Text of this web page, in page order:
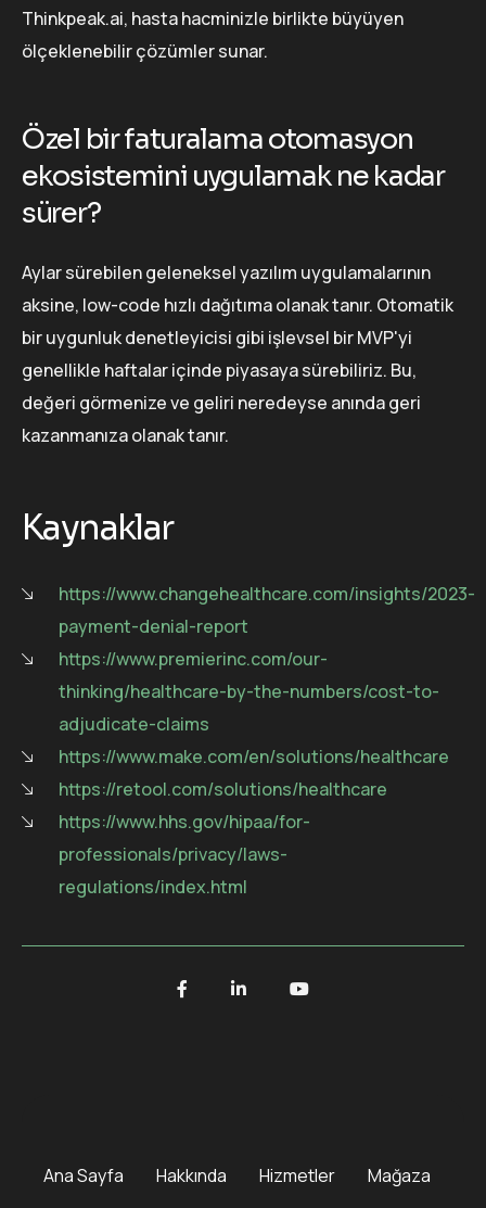
Thinkpeak.ai, hasta hacminizle birlikte büyüyen
ölçeklenebilir çözümler sunar.
Özel bir faturalama otomasyon
ekosistemini uygulamak ne kadar
sürer?
Aylar sürebilen geleneksel yazılım uygulamalarının
aksine, low-code hızlı dağıtıma olanak tanır. Otomatik
bir uygunluk denetleyicisi gibi işlevsel bir MVP'yi
genellikle haftalar içinde piyasaya sürebiliriz. Bu,
değeri görmenize ve geliri neredeyse anında geri
kazanmanıza olanak tanır.
Kaynaklar
https://www.changehealthcare.com/insights/2023-
payment-denial-report
https://www.premierinc.com/our-
thinking/healthcare-by-the-numbers/cost-to-
adjudicate-claims
https://www.make.com/en/solutions/healthcare
https://retool.com/solutions/healthcare
https://www.hhs.gov/hipaa/for-
professionals/privacy/laws-
regulations/index.html
Ana Sayfa Hakkında Hizmetler Mağaza